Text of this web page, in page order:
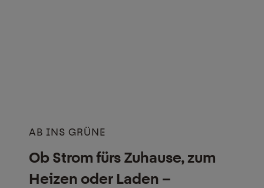
AB INS GRÜNE
Ob Strom fürs Zuhause, zum
Heizen oder Laden –